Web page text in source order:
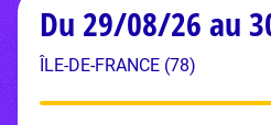
Du 29/08/26 au
ÎLE-DE-FRANCE (78)